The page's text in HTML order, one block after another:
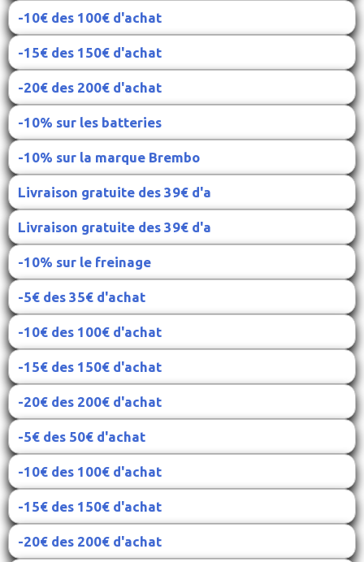
-10€ des 100€ d'achat
-15€ des 150€ d'achat
-20€ des 200€ d'achat
-10% sur les batteries
-10% sur la marque Brembo
Livraison gratuite des 39€ d'a
Livraison gratuite des 39€ d'a
-10% sur le freinage
-5€ des 35€ d'achat
-10€ des 100€ d'achat
-15€ des 150€ d'achat
-20€ des 200€ d'achat
-5€ des 50€ d'achat
-10€ des 100€ d'achat
-15€ des 150€ d'achat
-20€ des 200€ d'achat